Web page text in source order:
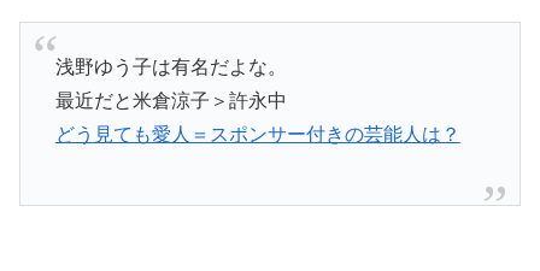
浅野ゆう子は有名だよな。
最近だと米倉涼子＞許永中
どう見ても愛人＝スポンサー付きの芸能人は？